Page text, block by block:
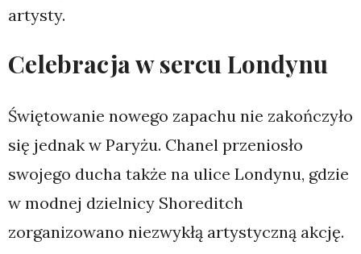
artysty.
Celebracja w sercu Londynu
Świętowanie nowego zapachu nie zakończyło
się jednak w Paryżu. Chanel przeniosło
swojego ducha także na ulice Londynu, gdzie
w modnej dzielnicy Shoreditch
zorganizowano niezwykłą artystyczną akcję.